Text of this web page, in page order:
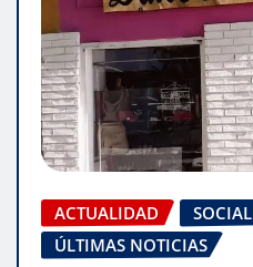
ACTUALIDAD SOCIAL
ÚLTIMAS NOTICIAS